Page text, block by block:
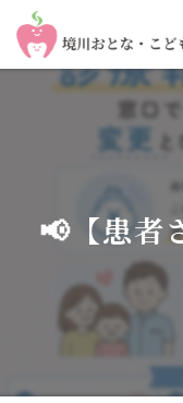
📢【患者